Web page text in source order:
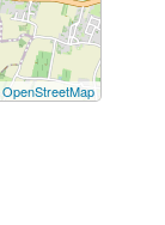
OpenStreetMap